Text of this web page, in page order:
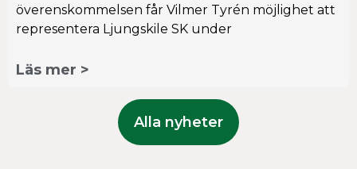
överenskommelsen får Vilmer Tyrén möjlighet att
representera Ljungskile SK under
Läs mer >
Alla nyheter